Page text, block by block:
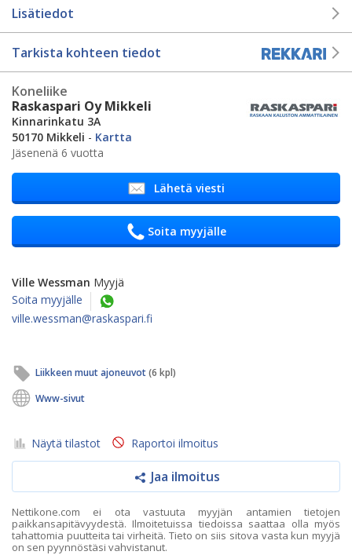
Lisätiedot
Tarkista kohteen tiedot
Koneliike
Raskaspari Oy Mikkeli
Kinnarinkatu 3A
50170 Mikkeli - Kartta
Jäsenenä 6 vuotta
Lähetä viesti
Soita myyjälle
Ville Wessman Myyjä
Soita myyjälle
ville.wessman@raskaspari.fi
Liikkeen muut ajoneuvot(6 kpl)
Www-sivut
Näytä tilastot Raportoi ilmoitus
Jaa ilmoitus
Nettikone.com ei ota vastuuta myyjän antamien tietojen
paikkansapitävyydestä. Ilmoitetuissa tiedoissa saattaa olla myös
tahattomia puutteita tai virheitä. Tieto on siis sitova vasta kun myyjä
on sen pyynnöstäsi vahvistanut.